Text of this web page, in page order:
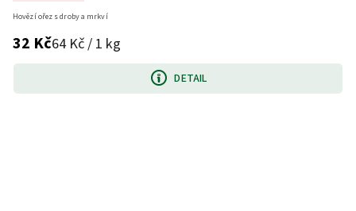
32 Kč64 Kč / 1 kg
DETAIL
Hovězí ořez s droby a mrkví